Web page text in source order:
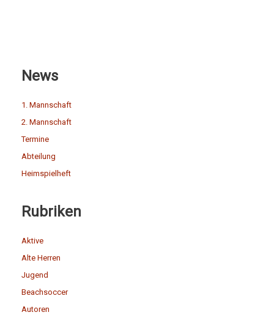
News
1. Mannschaft
2. Mannschaft
Termine
Abteilung
Heimspielheft
Rubriken
Aktive
Alte Herren
Jugend
Beachsoccer
Autoren